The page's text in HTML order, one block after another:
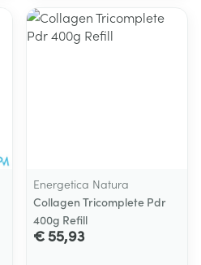
Energetica Natura
Collagen Tricomplete Pdr
400g Refill
€ 55,93